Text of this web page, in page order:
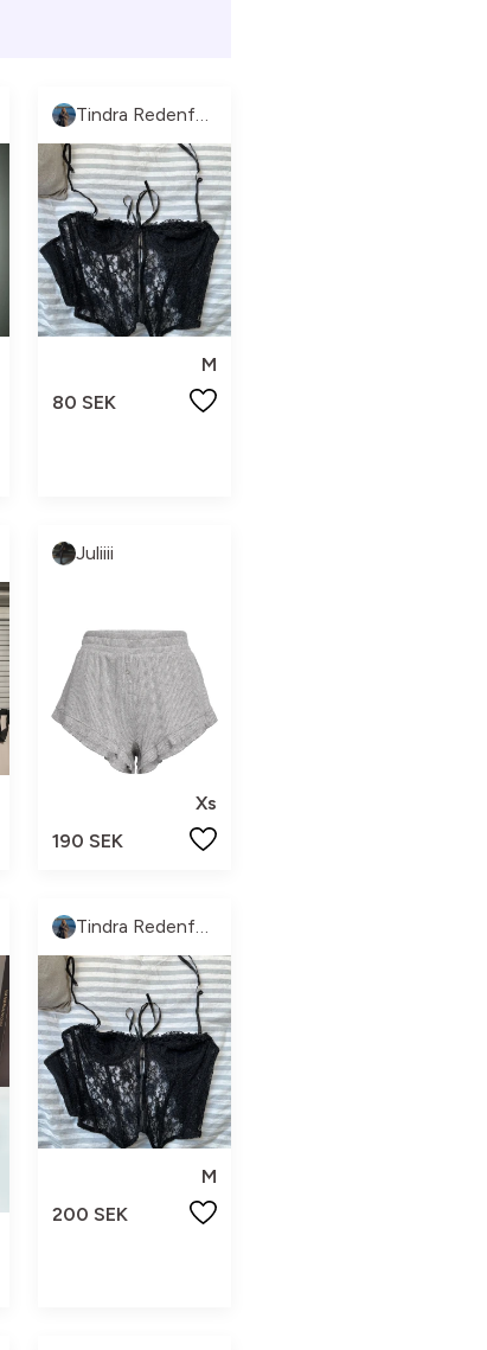
Tindra Redenfors
M
80 SEK
Juliiii
Xs
190 SEK
Tindra Redenfors
M
200 SEK